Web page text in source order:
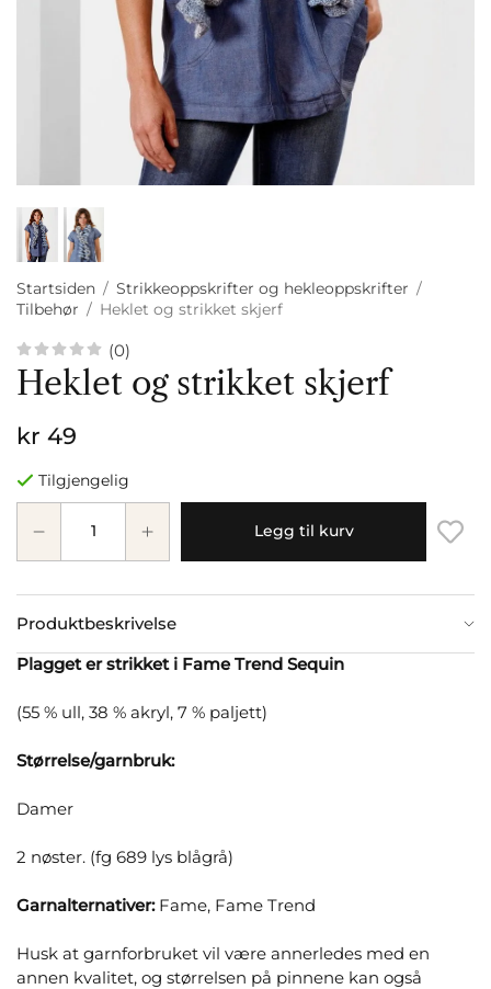
Startsiden / Strikkeoppskrifter og hekleoppskrifter /
Tilbehør / Heklet og strikket skjerf
(0)
Heklet og strikket skjerf
kr 49
Tilgjengelig
Legg til kurv
Produktbeskrivelse
Plagget er strikket i Fame Trend Sequin
(55 % ull, 38 % akryl, 7 % paljett)
Størrelse/garnbruk:
Damer
2 nøster. (fg 689 lys blågrå)
Garnalternativer:Fame, Fame Trend
Husk at garnforbruket vil være annerledes med en
annen kvalitet, og størrelsen på pinnene kan også